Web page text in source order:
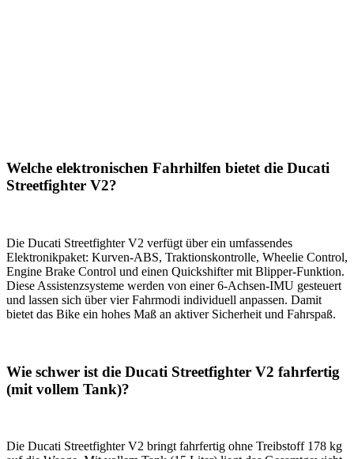
Welche elektronischen Fahrhilfen bietet die Ducati
Streetfighter V2?
Die Ducati Streetfighter V2 verfügt über ein umfassendes
Elektronikpaket: Kurven-ABS, Traktionskontrolle, Wheelie Control,
Engine Brake Control und einen Quickshifter mit Blipper-Funktion.
Diese Assistenzsysteme werden von einer 6-Achsen-IMU gesteuert
und lassen sich über vier Fahrmodi individuell anpassen. Damit
bietet das Bike ein hohes Maß an aktiver Sicherheit und Fahrspaß.
Wie schwer ist die Ducati Streetfighter V2 fahrfertig
(mit vollem Tank)?
Die Ducati Streetfighter V2 bringt fahrfertig ohne Treibstoff 178 kg